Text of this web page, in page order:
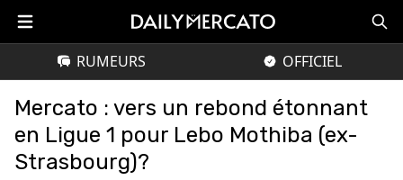
RUMEURS OFFICIEL
Mercato : vers un rebond étonnant
en Ligue 1 pour Lebo Mothiba (ex-
Strasbourg)?